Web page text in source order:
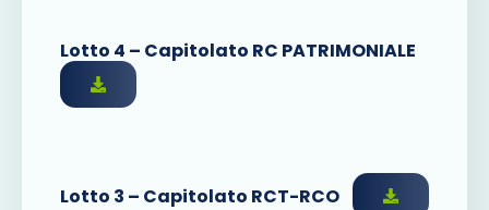
Lotto 4 – Capitolato RC PATRIMONIALE
Lotto 3 – Capitolato RCT-RCO